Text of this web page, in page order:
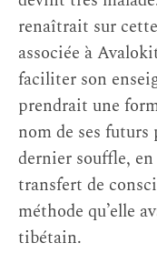
renaîtrait sur
associée à
faciliter son
prendrait une
nom de ses
dernier souffle,
transfert de
méthode qu’elle
tibétain.